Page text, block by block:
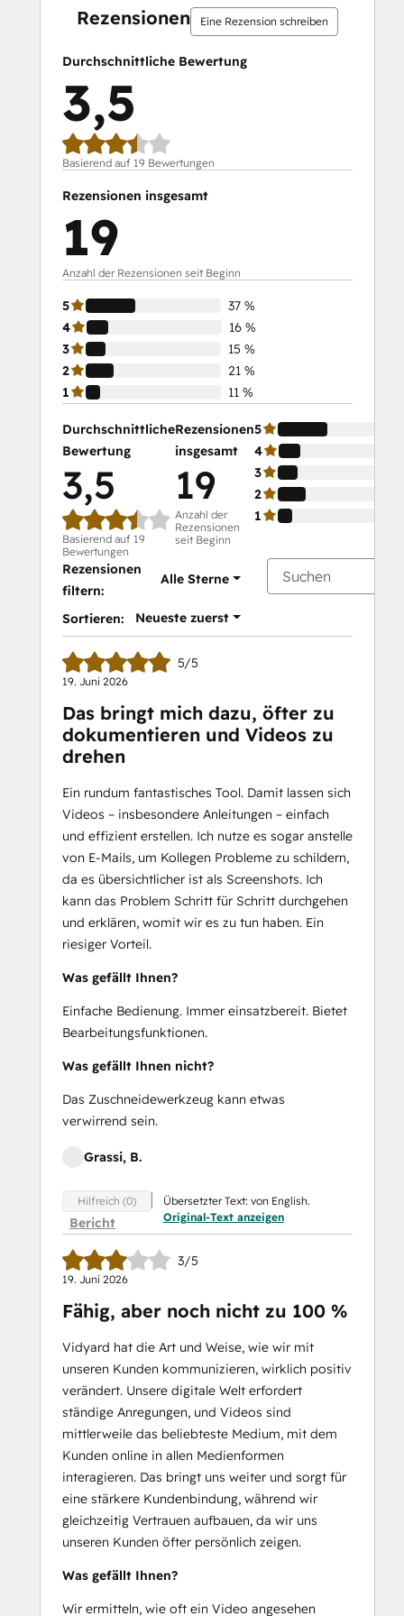
Rezensionen Eine Rezension schreiben
Durchschnittliche Bewertung
3,5
Basierend auf 19 Bewertungen
Rezensionen insgesamt
19
Anzahl der Rezensionen seit Beginn
5
37 %
4
16 %
3
15 %
2
21 %
1
11 %
Durchschnittliche
Bewertung
3,5
Basierend auf 19
Bewertungen
Rezensionen
insgesamt
19
Anzahl der
Rezensionen
seit Beginn
5
4
3
2
1
Rezensionen
filtern:
Alle Sterne
Sortieren: Neueste zuerst
5/5
19. Juni 2026
Das bringt mich dazu, öfter zu
dokumentieren und Videos zu
drehen
Ein rundum fantastisches Tool. Damit lassen sich
Videos – insbesondere Anleitungen – einfach
und effizient erstellen. Ich nutze es sogar anstelle
von E-Mails, um Kollegen Probleme zu schildern,
da es übersichtlicher ist als Screenshots. Ich
kann das Problem Schritt für Schritt durchgehen
und erklären, womit wir es zu tun haben. Ein
riesiger Vorteil.
Was gefällt Ihnen?
Einfache Bedienung. Immer einsatzbereit. Bietet
Bearbeitungsfunktionen.
Was gefällt Ihnen nicht?
Das Zuschneidewerkzeug kann etwas
verwirrend sein.
Grassi, B.
Hilfreich (0)
Bericht
Übersetzter Text: von English.
Original-Text anzeigen
3/5
19. Juni 2026
Fähig, aber noch nicht zu 100 %
Vidyard hat die Art und Weise, wie wir mit
unseren Kunden kommunizieren, wirklich positiv
verändert. Unsere digitale Welt erfordert
ständige Anregungen, und Videos sind
mittlerweile das beliebteste Medium, mit dem
Kunden online in allen Medienformen
interagieren. Das bringt uns weiter und sorgt für
eine stärkere Kundenbindung, während wir
gleichzeitig Vertrauen aufbauen, da wir uns
unseren Kunden öfter persönlich zeigen.
Was gefällt Ihnen?
Wir ermitteln, wie oft ein Video angesehen